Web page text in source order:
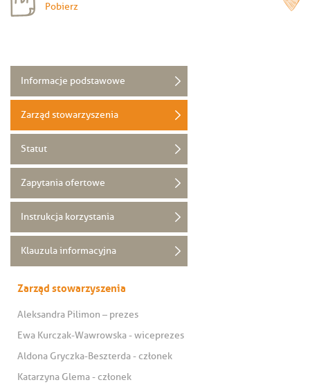
Pobierz
Informacje podstawowe
Zarząd stowarzyszenia
Statut
Zapytania ofertowe
Instrukcja korzystania
Klauzula informacyjna
Zarząd stowarzyszenia
Aleksandra Pilimon – prezes
Ewa Kurczak-Wawrowska - wiceprezes
Aldona Gryczka-Beszterda - członek
Katarzyna Glema - członek